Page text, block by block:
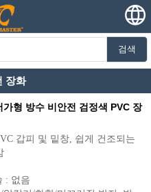
검색
장화
형 방수 비안전 검정색 PVC 장
갑피 및 밑창, 쉽게 건조되는
: 없음